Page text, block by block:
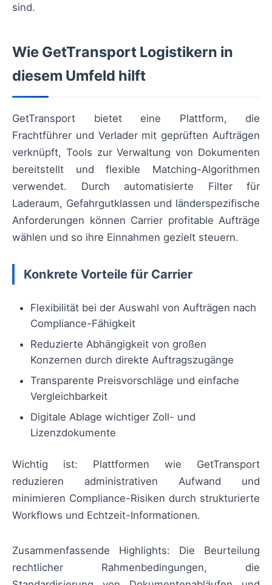
sind.
Wie GetTransport Logistikern in
diesem Umfeld hilft
GetTransport bietet eine Plattform, die
Frachtführer und Verlader mit geprüften Aufträgen
verknüpft, Tools zur Verwaltung von Dokumenten
bereitstellt und flexible Matching-Algorithmen
verwendet. Durch automatisierte Filter für
Laderaum, Gefahrgutklassen und länderspezifische
Anforderungen können Carrier profitable Aufträge
wählen und so ihre Einnahmen gezielt steuern.
Konkrete Vorteile für Carrier
Flexibilität bei der Auswahl von Aufträgen nach
Compliance-Fähigkeit
Reduzierte Abhängigkeit von großen
Konzernen durch direkte Auftragszugänge
Transparente Preisvorschläge und einfache
Vergleichbarkeit
Digitale Ablage wichtiger Zoll- und
Lizenzdokumente
Wichtig ist: Plattformen wie GetTransport
reduzieren administrativen Aufwand und
minimieren Compliance-Risiken durch strukturierte
Workflows und Echtzeit-Informationen.
Zusammenfassende Highlights: Die Beurteilung
rechtlicher Rahmenbedingungen, die